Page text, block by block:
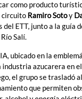
como producto
circuito Ramiro Sotoy
ETT, junto a la guía
Salí.
ubicado en la
azucarera en
el grupo se trasladó
que permiten